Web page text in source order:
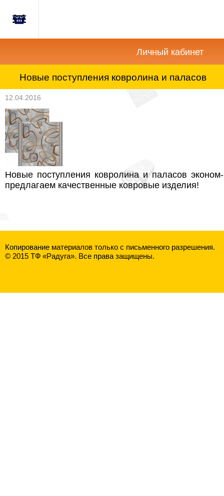
Главная
Новости
Как
купить?
Вопросы-
Отзывы
Контакты
Корзина
Личный кабинет
Новые поступления ковролина и паласов
12.04.2016
Новые поступления ковролина и паласов
предлагаем качественные ковровые изделия!
Копирование материалов только с письменного разрешения.
© 2015 ТФ «Радуга». Все права защищены.